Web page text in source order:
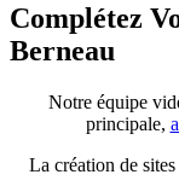
Complétez
Berneau
Notre équipe
principale,
La création de